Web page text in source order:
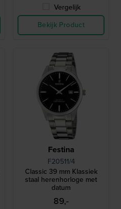
Vergelijk
Bekijk Product
Festina
F20511/4
Classic 39 mm Klassiek
staal herenhorloge met
datum
89,-